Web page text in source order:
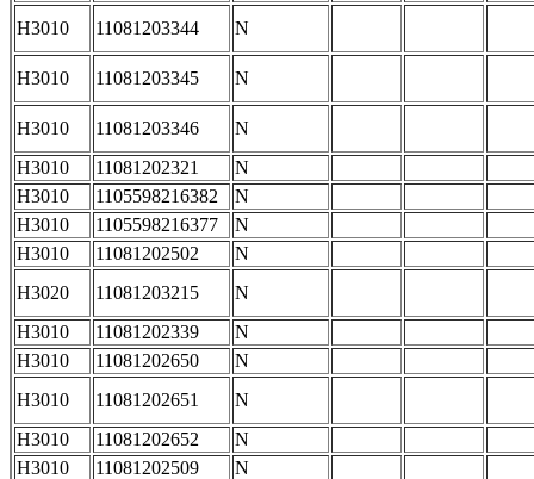
H3010
11081203344 N
H3010 11081203345 N
H3010 11081203346
N
H3010
11081202321
N
H3010
1105598216382
N
H3010
1105598216377
N
H3010
11081202502
N
H3020
11081203215
N
H3010
11081202339
N
H3010
11081202650
N
H3010
11081202651
N
H3010
11081202652
N
H3010
11081202509
N